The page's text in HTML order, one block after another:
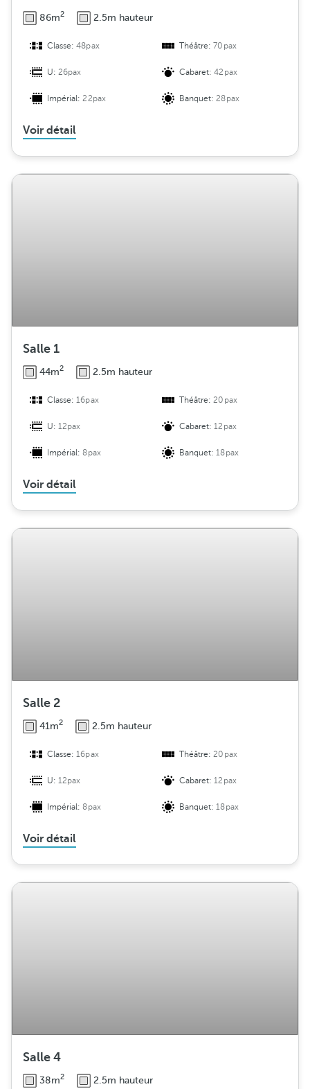
86m2 2.5m hauteur
Classe:48pax Théâtre:70pax
U:26pax Cabaret:42pax
Impérial:22pax Banquet:28pax
Voir détail
Salle 1
44m2 2.5m hauteur
Classe:16pax Théâtre:20pax
U:12pax Cabaret:12pax
Impérial:8pax Banquet:18pax
Voir détail
Salle 2
41m2 2.5m hauteur
Classe:16pax Théâtre:20pax
U:12pax Cabaret:12pax
Impérial:8pax Banquet:18pax
Voir détail
Salle 4
38m2 2.5m hauteur